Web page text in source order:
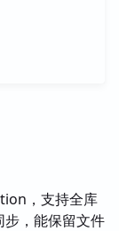
，支持全库
步，能保留文件